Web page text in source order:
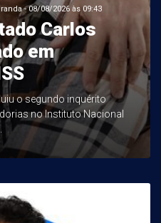
- 08/08/2026 às 09:43
Carlos
em
o segundo inquérito
no Instituto Nacional